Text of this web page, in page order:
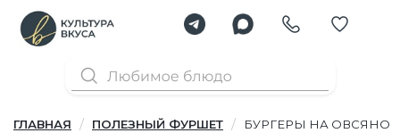
ГЛАВНАЯ ПОЛЕЗНЫЙ ФУРШЕТ БУРГЕРЫ НА